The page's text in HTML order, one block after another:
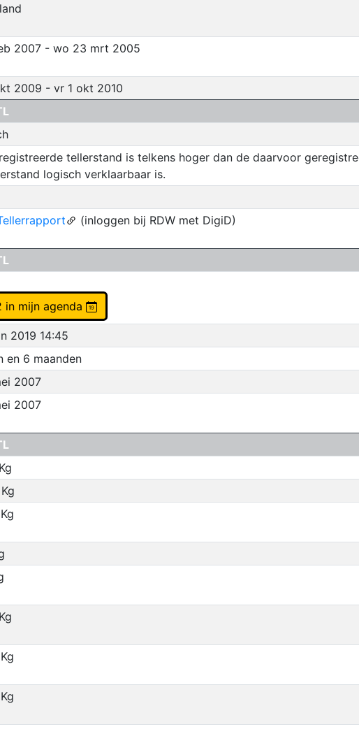
2007 - wo 23 mrt 2005
2009 - vr 1 okt 2010
tellerstand is telkens hoger dan de daarvoor
logisch verklaarbaar is.
(inloggen bij RDW met DigiD)
in mijn agenda
2019 14:45
en 6 maanden
2007
2007